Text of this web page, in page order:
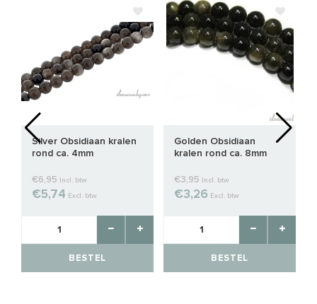
Silver Obsidiaan kralen
rond ca. 4mm
€6,95 Incl. btw
€5,74 Excl. btw
BESTEL
Golden Obsidiaan
kralen rond ca. 8mm
€3,95 Incl. btw
€3,26 Excl. btw
BESTEL